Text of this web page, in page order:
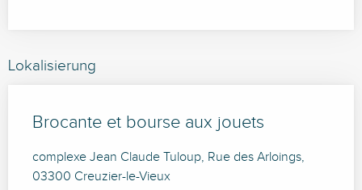
Lokalisierung
Brocante et bourse aux jouets
complexe Jean Claude Tuloup, Rue des Arloings,
03300 Creuzier-le-Vieux